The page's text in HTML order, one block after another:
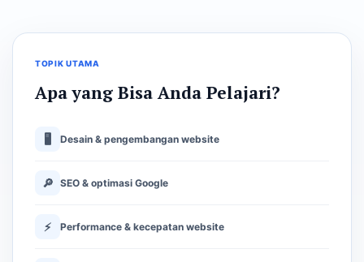
TOPIK UTAMA
Apa yang Bisa Anda Pelajari?
🖥 Desain & pengembangan website
🔎 SEO & optimasi Google
⚡ Performance & kecepatan website